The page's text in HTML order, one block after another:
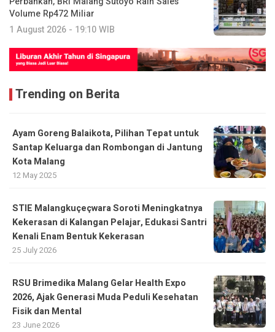
Volume Rp472 Miliar
1 August 2026 - 19:10 WIB
Trending on Berita
Ayam Goreng Balaikota, Pilihan Tepat untuk
Santap Keluarga dan Rombongan di Jantung
Kota Malang
12 May 2025
STIE Malangkuçeçwara Soroti Meningkatnya
Kekerasan di Kalangan Pelajar, Edukasi Santri
Kenali Enam Bentuk Kekerasan
25 July 2026
RSU Brimedika Malang Gelar Health Expo
2026, Ajak Generasi Muda Peduli Kesehatan
Fisik dan Mental
23 June 2026